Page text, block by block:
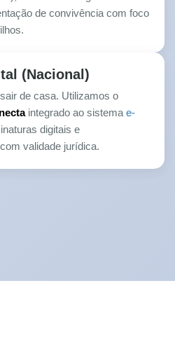
de convivência com foco
(Nacional)
de casa. Utilizamos o
integrado ao sistema e-
digitais e
validade jurídica.